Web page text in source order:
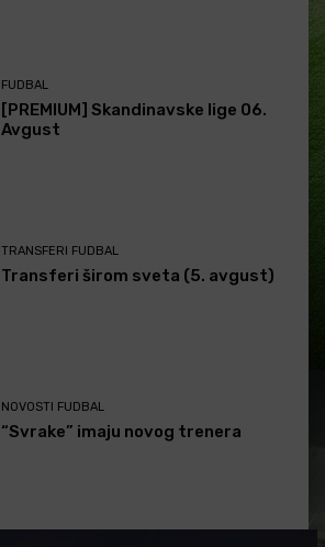
FUDBAL
[PREMIUM] Skandinavske lige 06.
Avgust
TRANSFERI FUDBAL
Transferi širom sveta (5. avgust)
NOVOSTI FUDBAL
“Svrake” imaju novog trenera